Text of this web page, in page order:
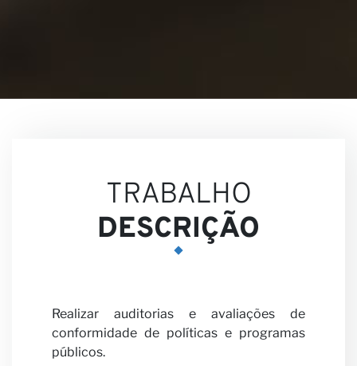
Visões
TRABALHO
DESCRIÇÃO
Realizar auditorias e avaliações de
conformidade de políticas e programas
públicos.